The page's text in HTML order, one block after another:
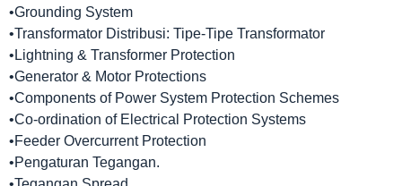
•Grounding System
•Transformator Distribusi: Tipe-Tipe Transformator
•Lightning & Transformer Protection
•Generator & Motor Protections
•Components of Power System Protection Schemes
•Co-ordination of Electrical Protection Systems
•Feeder Overcurrent Protection
•Pengaturan Tegangan.